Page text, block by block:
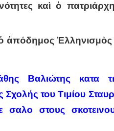
καὶ ὁ
ἀπόδημος Ἑλληνισμὸς
Βαλιώτης κατα
του Τιμίου
στους